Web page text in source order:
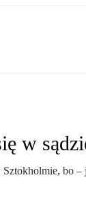
w
bo